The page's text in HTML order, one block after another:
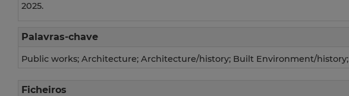
2025.
Palavras-chave
Public works; Architecture; Architecture/history; Built Environment/history;
Ficheiros